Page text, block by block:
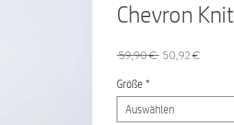
Chevron Knit
59,90 € Standardpreis
50,92 €
Größe *
Auswählen